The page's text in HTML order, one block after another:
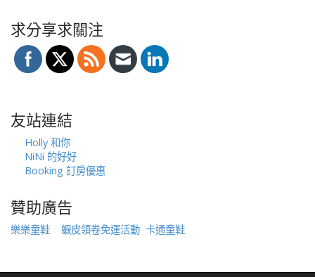
求分享求關注
友站連結
Holly 和你
NiNi 的好好
Booking 訂房優惠
贊助廣告
樂樂童鞋 蝦皮領卷免運活動 卡通童鞋